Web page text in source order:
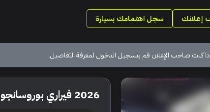
إعلانك سجل اهتمامك بسيارة
كنت صاحب الإعلان قم بتسجيل الدخول لمعرفة التفاصيل.
2026 فيراري بوروسانجوي